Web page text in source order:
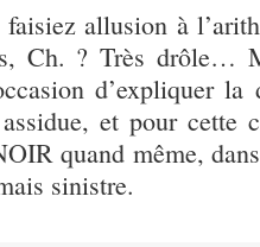
faisiez allusion à
Ch. ? Très drôle…
d’expliquer la
et pour cette
quand même,
sinistre.